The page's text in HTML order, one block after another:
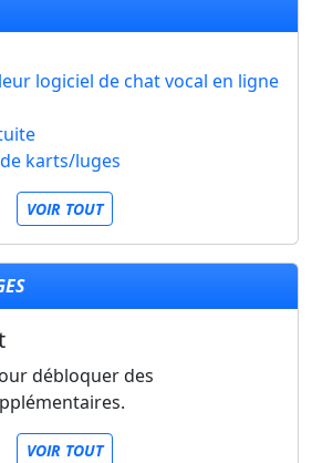
logiciel de chat vocal en ligne
karts/luges
VOIR TOUT
débloquer des
VOIR TOUT